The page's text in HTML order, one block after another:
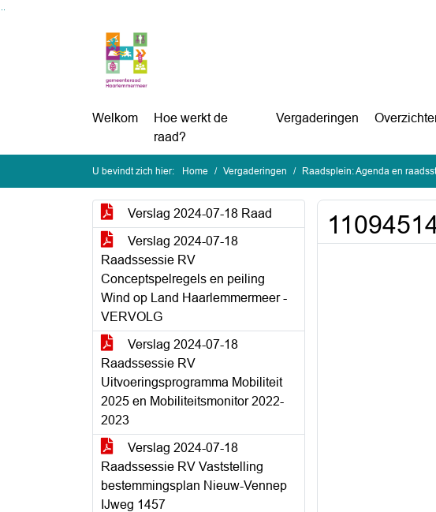
Welkom
Hoe werkt de
raad?
Vergaderingen
U bevindt zich hier: Home Vergaderingen Raadsplein: Agenda en
Verslag 2024-07-18 Raad
Verslag 2024-07-18
Raadssessie RV
Conceptspelregels en peiling
Wind op Land Haarlemmermeer -
VERVOLG
Verslag 2024-07-18
Raadssessie RV
Uitvoeringsprogramma Mobiliteit
2025 en Mobiliteitsmonitor 2022-
2023
Verslag 2024-07-18
Raadssessie RV Vaststelling
bestemmingsplan Nieuw-Vennep
IJweg 1457